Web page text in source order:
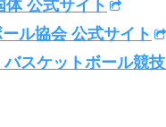
公式サイト
ル協会 公式サイト
スケットボール競